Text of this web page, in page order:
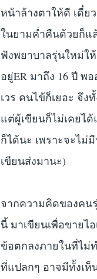
หน้าล้างตาให้ดี เดี๋
ในยามค่ำคืนด้วยก็แ
ฟังพยาบาลรุ่นใหม่ใ
อยู่ER มาถึง 16 ปี พ
เวร คนไข้ก็เยอะ จึ
แต่ผู้เขียนก็ไม่เคยไ
ก็ได้นะ เพราะจะไม่
เขียนส่งมานะ)
จากความคิดของคน
นี้ มาเขียนเพื่อขาย
ข้อตกลงภายในที่ไม่
ที่แปลกๆ อาจมีทั้งเห็